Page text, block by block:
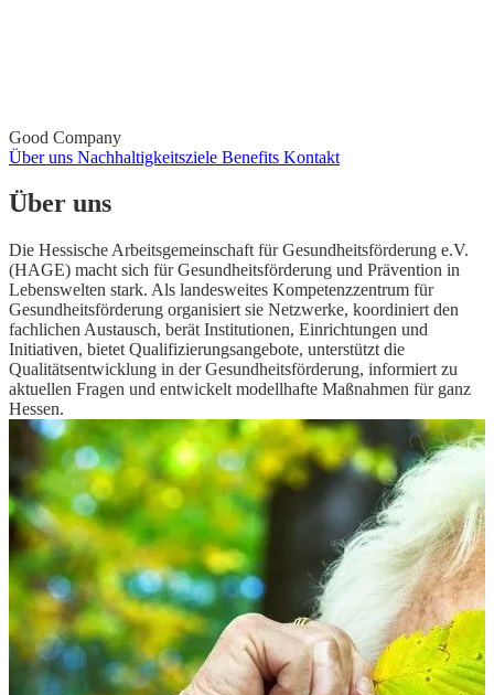
Good Company
Über uns Nachhaltigkeitsziele Benefits Kontakt
Über uns
Die Hessische Arbeitsgemeinschaft für Gesundheitsförderung e.V.
(HAGE) macht sich für Gesundheitsförderung und Prävention in
Lebenswelten stark. Als landesweites Kompetenzzentrum für
Gesundheitsförderung organisiert sie Netzwerke, koordiniert den
fachlichen Austausch, berät Institutionen, Einrichtungen und
Initiativen, bietet Qualifizierungsangebote, unterstützt die
Qualitätsentwicklung in der Gesundheitsförderung, informiert zu
aktuellen Fragen und entwickelt modellhafte Maßnahmen für ganz
Hessen.